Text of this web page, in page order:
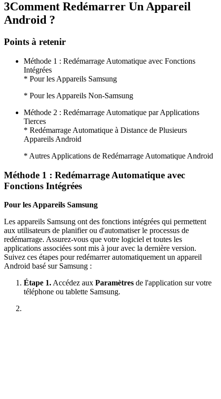
3Comment Redémarrer Un Appareil
Android ?
Points à retenir
Méthode 1 : Redémarrage Automatique avec Fonctions
Intégrées
* Pour les Appareils Samsung
* Pour les Appareils Non-Samsung
Méthode 2 : Redémarrage Automatique par Applications
Tierces
* Redémarrage Automatique à Distance de Plusieurs
Appareils Android
* Autres Applications de Redémarrage Automatique Android
Méthode 1 : Redémarrage Automatique avec
Fonctions Intégrées
Pour les Appareils Samsung
Les appareils Samsung ont des fonctions intégrées qui permettent
aux utilisateurs de planifier ou d'automatiser le processus de
redémarrage. Assurez-vous que votre logiciel et toutes les
applications associées sont mis à jour avec la dernière version.
Suivez ces étapes pour redémarrer automatiquement un appareil
Android basé sur Samsung :
Étape 1. Accédez aux Paramètres de l'application sur votre
téléphone ou tablette Samsung.